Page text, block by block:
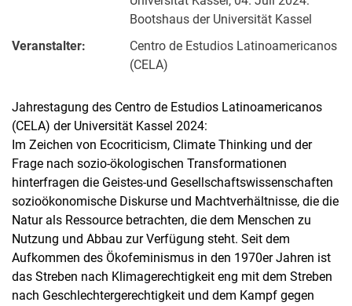
Bootshaus der Universität Kassel
Veranstalter:
Centro de Estudios Latinoamericanos
(CELA)
Jahrestagung des Centro de Estudios Latinoamericanos
(CELA) der Universität Kassel 2024:
Im Zeichen von Ecocriticism, Climate Thinking und der
Frage nach sozio-ökologischen Transformationen
hinterfragen die Geistes-und Gesellschaftswissenschaften
sozioökonomische Diskurse und Machtverhältnisse, die die
Natur als Ressource betrachten, die dem Menschen zu
Nutzung und Abbau zur Verfügung steht. Seit dem
Aufkommen des Ökofeminismus in den 1970er Jahren ist
das Streben nach Klimagerechtigkeit eng mit dem Streben
nach Geschlechtergerechtigkeit und dem Kampf gegen